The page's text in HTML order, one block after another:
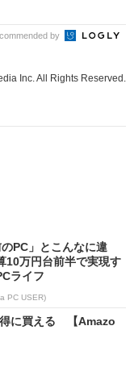
by
Inc. All Rights Reserved.
のPC」とこんなに違
10万円台前半で実現す
ライフ
PC USER)
に買える 【Amazo